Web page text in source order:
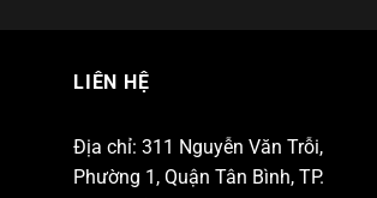
LIÊN HỆ
Địa chỉ: 311 Nguyễn Văn Trỗi,
Phường 1, Quận Tân Bình, TP.